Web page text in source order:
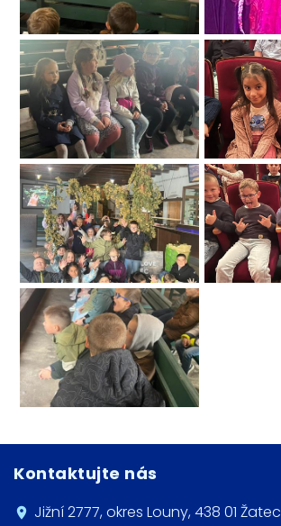
Kontaktujte nás
Jižní 2777, okres Louny, 438 01 Žatec